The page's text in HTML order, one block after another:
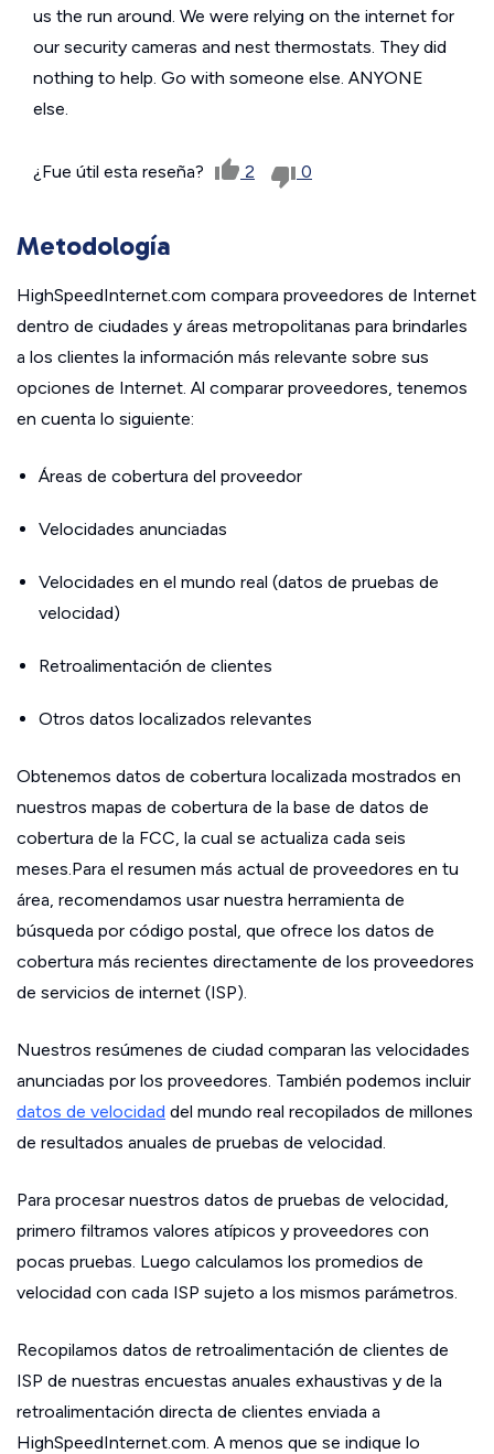
us the run around. We were relying on the internet for
our security cameras and nest thermostats. They did
nothing to help. Go with someone else. ANYONE
else.
¿Fue útil esta reseña? 2 0
Metodología
HighSpeedInternet.com compara proveedores de Internet
dentro de ciudades y áreas metropolitanas para brindarles
a los clientes la información más relevante sobre sus
opciones de Internet. Al comparar proveedores, tenemos
en cuenta lo siguiente:
Áreas de cobertura del proveedor
Velocidades anunciadas
Velocidades en el mundo real (datos de pruebas de
velocidad)
Retroalimentación de clientes
Otros datos localizados relevantes
Obtenemos datos de cobertura localizada mostrados en
nuestros mapas de cobertura de la base de datos de
cobertura de la FCC, la cual se actualiza cada seis
meses.Para el resumen más actual de proveedores en tu
área, recomendamos usar nuestra herramienta de
búsqueda por código postal, que ofrece los datos de
cobertura más recientes directamente de los proveedores
de servicios de internet (ISP).
Nuestros resúmenes de ciudad comparan las velocidades
anunciadas por los proveedores. También podemos incluir
datos de velocidad del mundo real recopilados de millones
de resultados anuales de pruebas de velocidad.
Para procesar nuestros datos de pruebas de velocidad,
primero filtramos valores atípicos y proveedores con
pocas pruebas. Luego calculamos los promedios de
velocidad con cada ISP sujeto a los mismos parámetros.
Recopilamos datos de retroalimentación de clientes de
ISP de nuestras encuestas anuales exhaustivas y de la
retroalimentación directa de clientes enviada a
HighSpeedInternet.com. A menos que se indique lo